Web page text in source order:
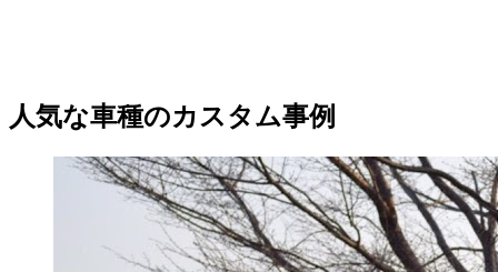
人気な車種のカスタム事例